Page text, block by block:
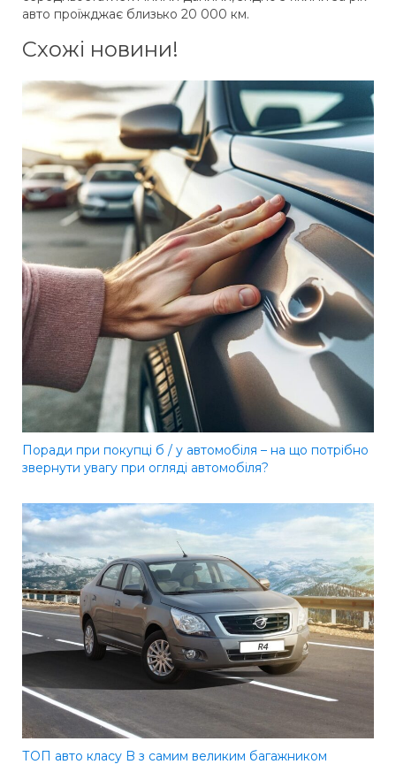
авто проїжджає близько 20 000 км.
Схожі новини!
Поради при покупці б / у автомобіля – на що потрібно
звернути увагу при огляді автомобіля?
ТОП авто класу B з самим великим багажником